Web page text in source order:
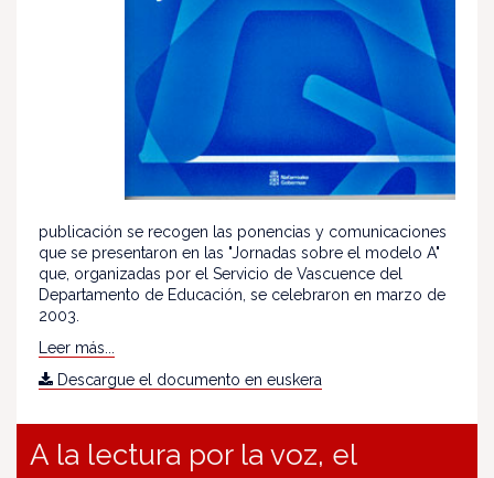
publicación se recogen las ponencias y comunicaciones
que se presentaron en las "Jornadas sobre el modelo A"
que, organizadas por el Servicio de Vascuence del
Departamento de Educación, se celebraron en marzo de
2003.
Leer más...
Descargue el documento en euskera
A la lectura por la voz, el